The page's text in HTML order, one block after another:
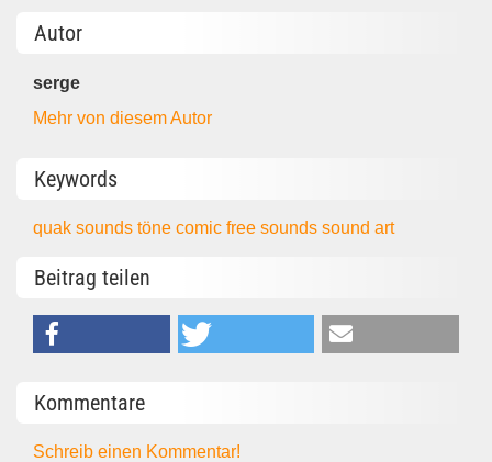
Autor
serge
Mehr von diesem Autor
Keywords
quaksoundstönecomicfree soundssound art
Beitrag teilen
Kommentare
Schreib einen Kommentar!